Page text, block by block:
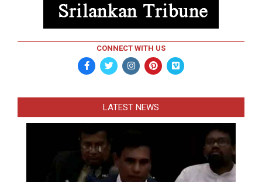
CONNECT WITH US
LATEST NEWS